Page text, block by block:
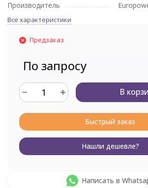
Производитель
Все характеристики
Предзаказ
По запросу
В
Быстрый заказ
Нашли дешевле?
Написать в